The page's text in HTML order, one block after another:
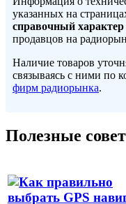
указанных на
справочный характер
продавцов на
Наличие товаров
связываясь с ними по
фирм радиорынка.
Полезные